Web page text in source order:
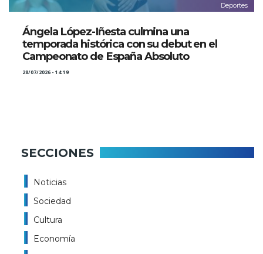
Deportes
Ángela López-Iñesta culmina una
temporada histórica con su debut en el
Campeonato de España Absoluto
28/07/2026 - 14:19
SECCIONES
Noticias
Sociedad
Cultura
Economía